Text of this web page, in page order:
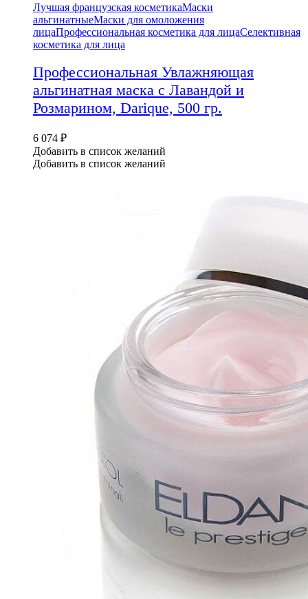
Лучшая французская косметикаМаски
альгинатныеМаски для омоложения
лицаПрофессиональная косметика для лицаСелективная
косметика для лица
Профессиональная Увлажняющая
альгинатная маска с Лавандой и
Розмарином, Darique, 500 гр.
6 074 ₽
Добавить в список желаний
Добавить в список желаний